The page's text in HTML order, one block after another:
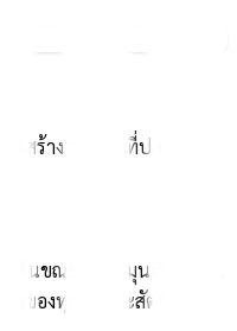
รสร้าง "อากาศที่ปลอดภัย"
ศในขณะที่ลมหมุนเวียนผ่าน
ของทุกคนและสัตว์เลี้ยง